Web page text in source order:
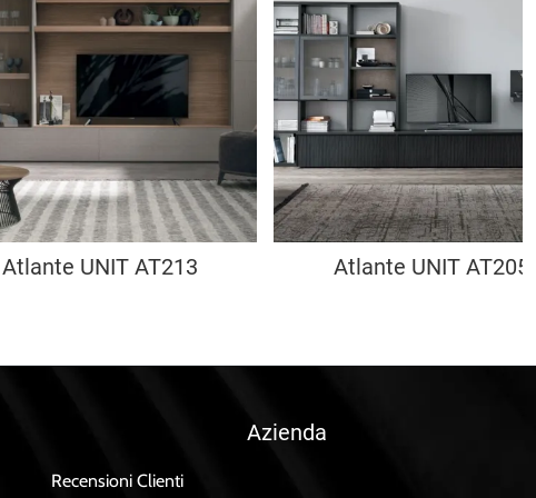
Atlante UNIT AT213 Atlante UNIT AT205
Azienda
Recensioni Clienti